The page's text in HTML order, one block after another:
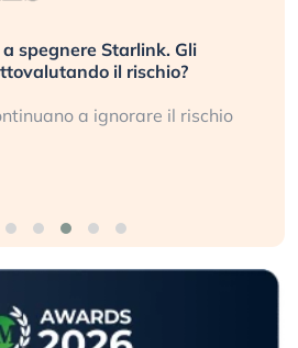
spegnere Starlink. Gli
il rischio?
a ignorare il rischio